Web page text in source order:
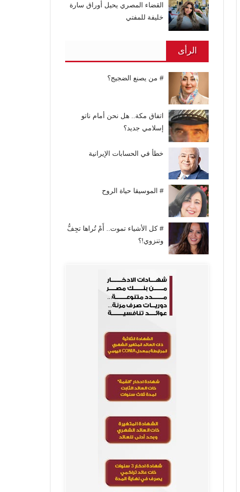
القضاء المصري يحيل أوراق سارة
خليفة للمفتي
الرأى
# من يصنع الضجيج؟
اتفاق مكة.. هل نحن أمام ناتو
إسلامي جديد؟
خطأ في الحسابات الإيرانية
# الموسيقا حياة الروح
# كل الأشياء تموت.. أَمْ تُراها تجِفُّ
وتنزوي!؟